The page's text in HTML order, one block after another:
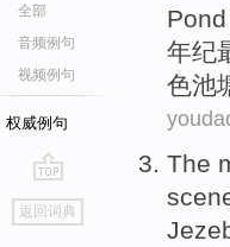
全部
音频例句
视频例句
权威例句
go
top
返回词典
Pond
年纪
色池
The